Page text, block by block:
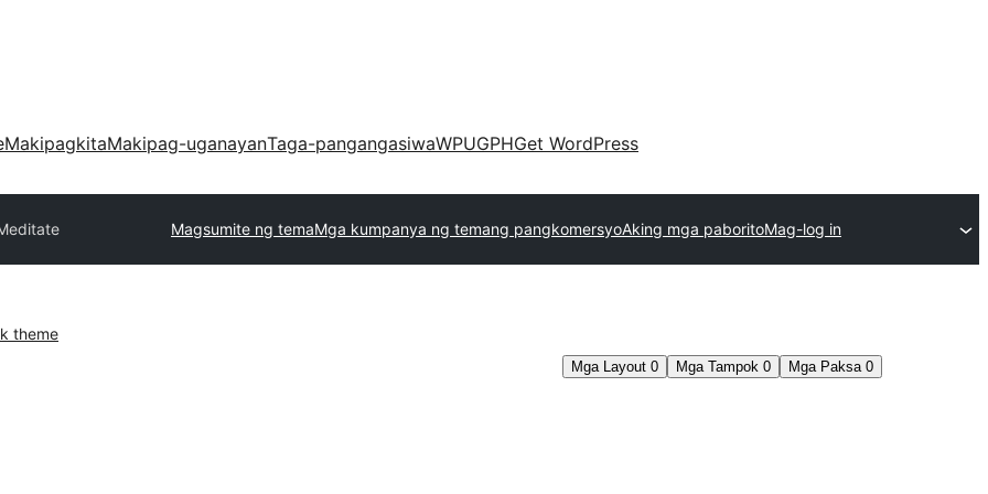
MakipagkitaMakipag-uganayanTaga-pangangasiwaWPUGPHGet WordPress
Magsumite ng temaMga kumpanya ng temang pangkomersyoAking mga paboritoMag-log in
theme
Mga Layout 0 Mga Tampok 0 Mga Paksa 0